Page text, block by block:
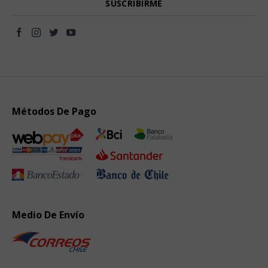
Métodos De Pago
Medio De Envío